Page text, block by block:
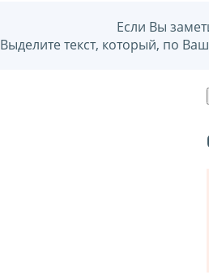
Если Вы
Выделите текст, который, по